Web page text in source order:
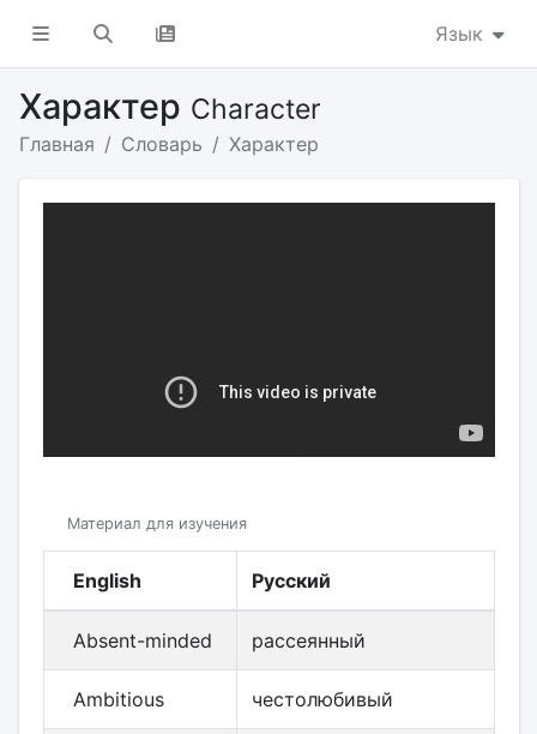
Язык
Характер Character
Главная Словарь Характер
Материал для изучения
English Русский
Absent-minded рассеянный
Ambitious честолюбивый